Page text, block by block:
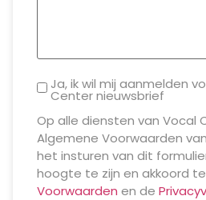
Ja, ik wil mij aanmelden
Center nieuwsbrief
Op alle diensten van Vocal
Algemene Voorwaarden
het insturen van dit
hoogte te zijn en akkoord
Voorwaarden en de